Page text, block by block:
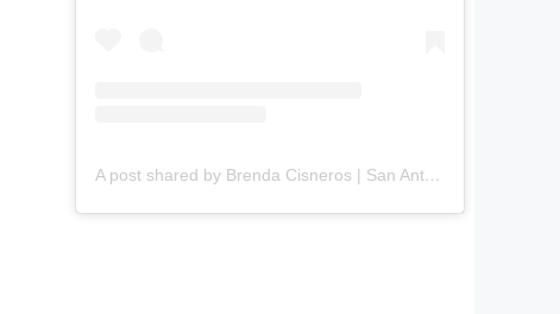
A post shared by Brenda Cisneros | San Antonio Content Creator (@mejorandomihogar)